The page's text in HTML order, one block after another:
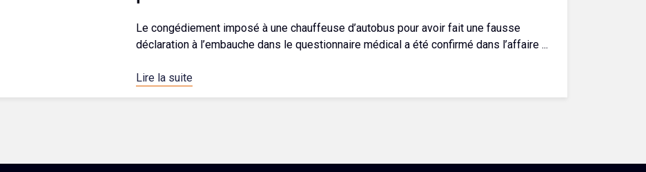
Le congédiement imposé à une chauffeuse d’autobus pour avoir fait une fausse
déclaration à l’embauche dans le questionnaire médical a été confirmé dans l’affaire ...
Lire la suite